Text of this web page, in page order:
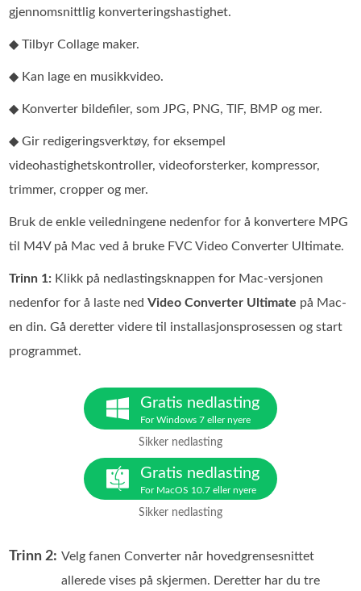
gjennomsnittlig konverteringshastighet.
◆ Tilbyr Collage maker.
◆ Kan lage en musikkvideo.
◆ Konverter bildefiler, som JPG, PNG, TIF, BMP og mer.
◆ Gir redigeringsverktøy, for eksempel
videohastighetskontroller, videoforsterker, kompressor,
trimmer, cropper og mer.
Bruk de enkle veiledningene nedenfor for å konvertere MPG
til M4V på Mac ved å bruke FVC Video Converter Ultimate.
Trinn 1: Klikk på nedlastingsknappen for Mac-versjonen
nedenfor for å laste nedVideo Converter Ultimate på Mac-
en din. Gå deretter videre til installasjonsprosessen og start
programmet.
Gratis nedlasting
For Windows 7 eller nyere
Sikker nedlasting
Gratis nedlasting
For MacOS 10.7 eller nyere
Sikker nedlasting
Trinn 2: Velg fanen Converter når hovedgrensesnittet
allerede vises på skjermen. Deretter har du tre